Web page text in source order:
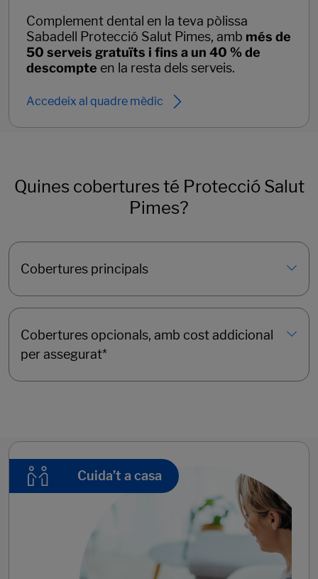
Complement dental en la teva pòlissa
Sabadell Protecció Salut Pimes, amb més de
50 serveis gratuïts i fins a un 40 % de
descompte en la resta dels serveis.
Accedeix al quadre mèdic
Quines cobertures té Protecció Salut
Pimes?
Cobertures principals
Cobertures opcionals, amb cost addicional
per assegurat*
Cuida’t a casa